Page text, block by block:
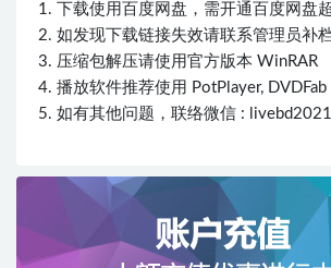
1. 下载使用百度网盘，需开通百度网盘
2. 如发现下载链接失效请联系管理员补
3. 压缩包解压请使用官方版本 WinRAR
4. 播放软件推荐使用 PotPlayer, DVDFab
5. 如有其他问题，联络微信 : livebd2021